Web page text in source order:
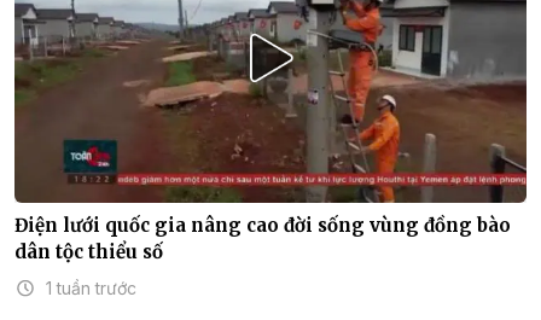
Điện lưới quốc gia nâng cao đời sống vùng đồng bào
dân tộc thiểu số
1 tuần trước